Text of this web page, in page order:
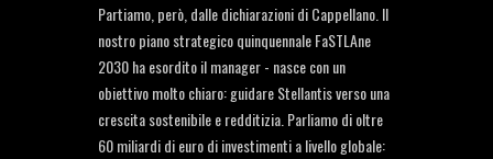
Partiamo, però, dalle dichiarazioni di Cappellano. Il
nostro piano strategico quinquennale FaSTLAne
2030 ha esordito il manager - nasce con un
obiettivo molto chiaro: guidare Stellantis verso una
crescita sostenibile e redditizia. Parliamo di oltre
60 miliardi di euro di investimenti a livello globale: